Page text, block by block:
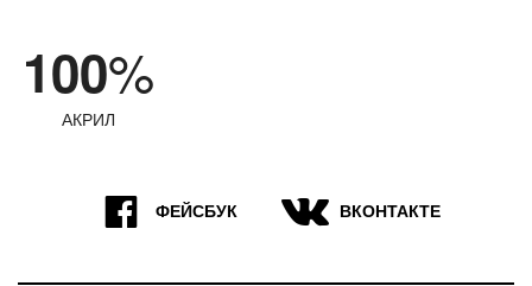
100%
АКРИЛ
9 ФЕЙСБУК 7 ВКОНТАКТЕ